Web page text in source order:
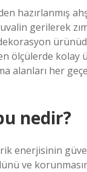
hazırlanmış
gerilerek
ölçülerde kolay
alanları her
nedir?
enerjisinin
ve